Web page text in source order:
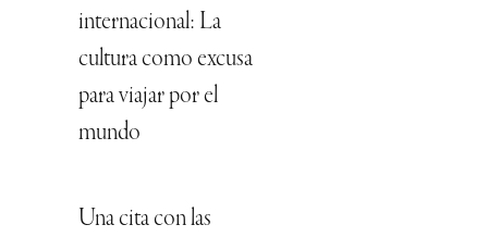
internacional: La
cultura como excusa
para viajar por el
mundo
Una cita con las